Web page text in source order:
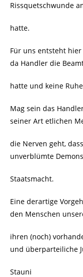
Rissquetschwunde
hatte.
Für uns entsteht
da Handler die
hatte und keine
Mag sein das
seiner Art etlichen
die Nerven geht,
unverblümte
Staatsmacht.
Eine derartige
den Menschen
ihren (noch)
und überparteiliche
Stauni